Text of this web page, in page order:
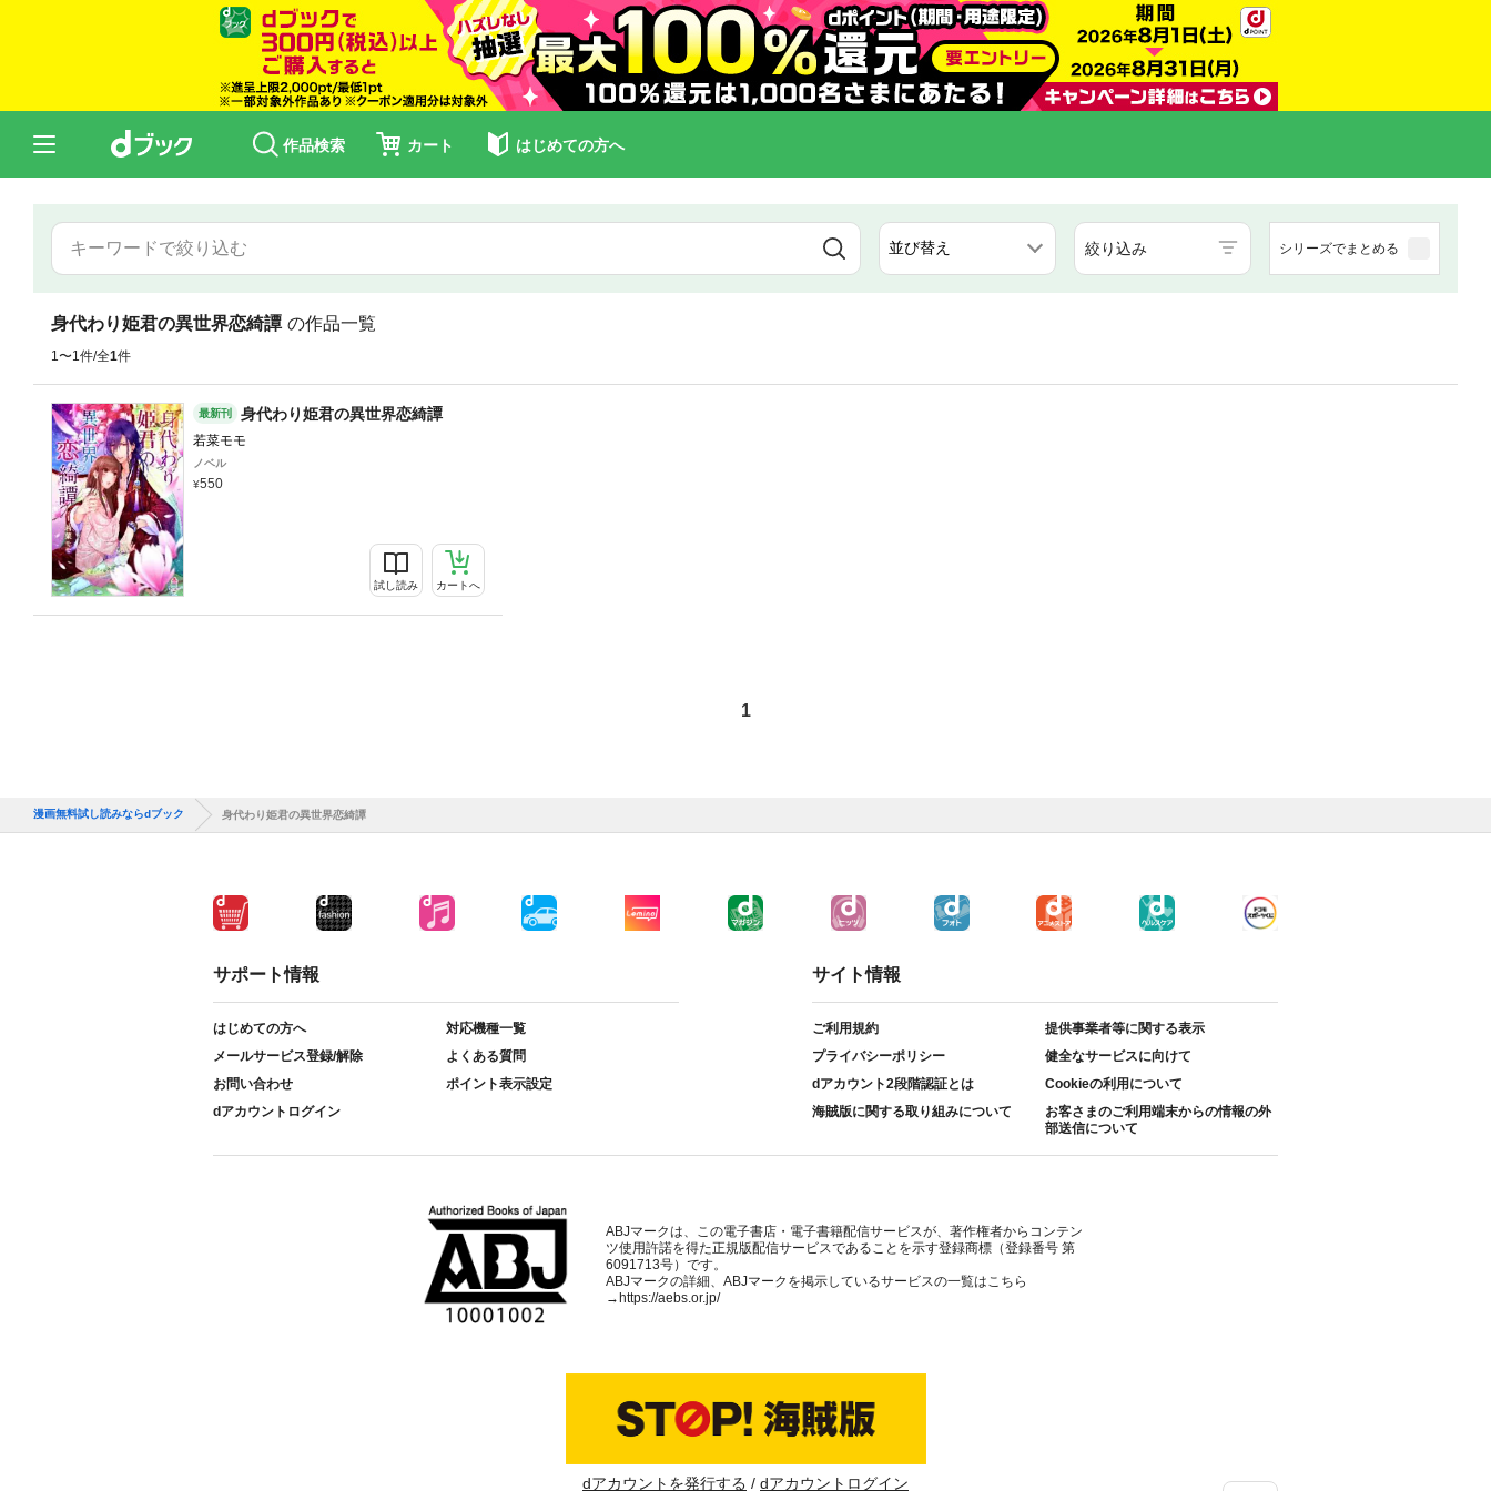
作品検索 カート はじめての方へ
絞り込み シリーズでまとめる
身代わり姫君の異世界恋綺譚 の作品一覧
1〜1件/全1件
最新刊 身代わり姫君の異世界恋綺譚
若菜モモ
ノベル
550
試し読み カートへ
1
漫画無料試し読みならdブック 身代わり姫君の異世界恋綺譚
サポート情報
はじめての方へ
対応機種一覧
メールサービス登録/解除
よくある質問
お問い合わせ
ポイント表示設定
dアカウントログイン
サイト情報
ご利用規約
提供事業者等に関する表示
プライバシーポリシー
健全なサービスに向けて
dアカウント2段階認証とは
Cookieの利用について
海賊版に関する取り組みについて
お客さまのご利用端末からの情報の外
部送信について
ABJマークは、この電子書店・電子書籍配信サービスが、著作権者からコンテン
ツ使用許諾を得た正規版配信サービスであることを示す登録商標（登録番号 第
6091713号）です。
ABJマークの詳細、ABJマークを掲示しているサービスの一覧はこちら
→https://aebs.or.jp/
dアカウントを発行する dアカウントログイン